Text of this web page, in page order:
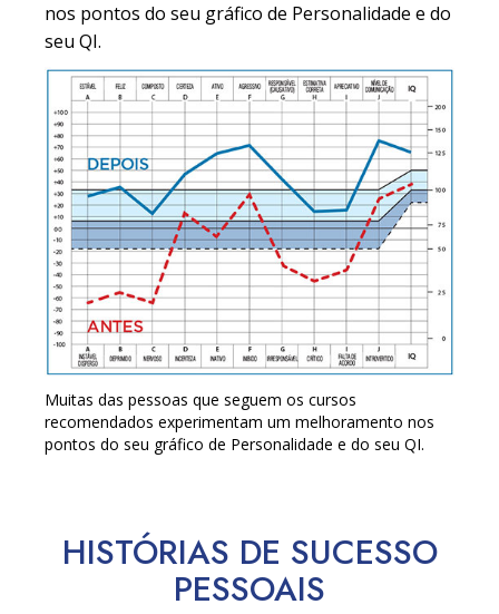
nos pontos do seu gráfico de Personalidade e do
seu QI.
Muitas das pessoas que seguem os cursos
recomendados experimentam um melhoramento nos
pontos do seu gráfico de Personalidade e do seu QI.
HISTÓRIAS DE SUCESSO
PESSOAIS